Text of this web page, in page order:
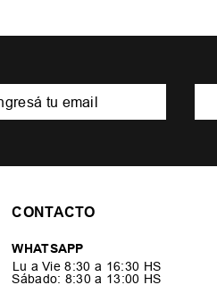
CONTACTO
WHATSAPP
Lu a Vie 8:30 a 16:30 HS
Sábado: 8:30 a 13:00 HS